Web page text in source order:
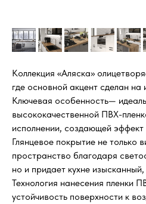
Коллекция «Аляска»
где основной акцент сделан
Ключевая особенность—
высококачественной ПВХ-
исполнении, создающей эффект
Глянцевое покрытие не только
пространство благодаря
но и придает кухне
Технология нанесения пленки
устойчивость поверхности к